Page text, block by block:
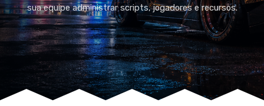
sua equipe administrar scripts, jogadores e recursos.